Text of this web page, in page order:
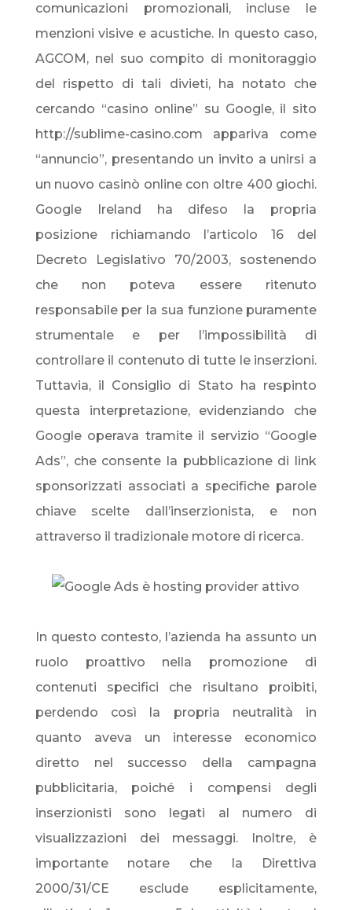
comunicazioni promozionali, incluse le
menzioni visive e acustiche. In questo caso,
AGCOM, nel suo compito di monitoraggio
del rispetto di tali divieti, ha notato che
cercando “casino online” su Google, il sito
http://sublime-casino.com appariva come
“annuncio”, presentando un invito a unirsi a
un nuovo casinò online con oltre 400 giochi.
Google Ireland ha difeso la propria
posizione richiamando l’articolo 16 del
Decreto Legislativo 70/2003, sostenendo
che non poteva essere ritenuto
responsabile per la sua funzione puramente
strumentale e per l’impossibilità di
controllare il contenuto di tutte le inserzioni.
Tuttavia, il Consiglio di Stato ha respinto
questa interpretazione, evidenziando che
Google operava tramite il servizio “Google
Ads”, che consente la pubblicazione di link
sponsorizzati associati a specifiche parole
chiave scelte dall’inserzionista, e non
attraverso il tradizionale motore di ricerca.
In questo contesto, l’azienda ha assunto un
ruolo proattivo nella promozione di
contenuti specifici che risultano proibiti,
perdendo così la propria neutralità in
quanto aveva un interesse economico
diretto nel successo della campagna
pubblicitaria, poiché i compensi degli
inserzionisti sono legati al numero di
visualizzazioni dei messaggi. Inoltre, è
importante notare che la Direttiva
2000/31/CE esclude esplicitamente,